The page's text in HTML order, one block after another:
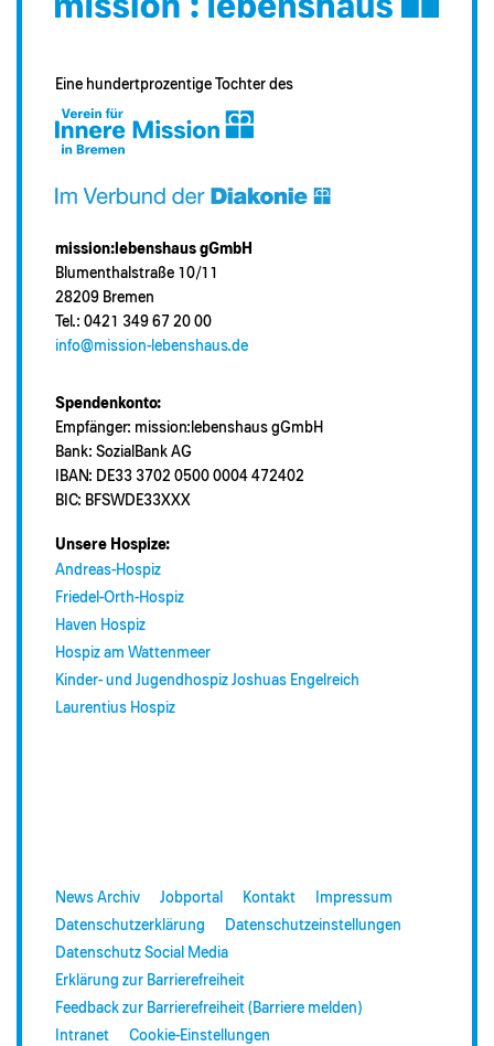
Eine hundertprozentige Tochter des
mission:lebenshaus gGmbH
Blumenthalstraße 10/11
28209 Bremen
Tel.: 0421 349 67 20 00
info@mission-lebenshaus.de
Spendenkonto:
Empfänger: mission:lebenshaus gGmbH
Bank: SozialBank AG
IBAN: DE33 3702 0500 0004 472402
BIC: BFSWDE33XXX
Unsere Hospize:
Andreas-Hospiz
Friedel-Orth-Hospiz
Haven Hospiz
Hospiz am Wattenmeer
Kinder- und Jugendhospiz Joshuas Engelreich
Laurentius Hospiz
News Archiv Jobportal Kontakt
Impressum
Datenschutzerklärung
Datenschutzeinstellungen
Datenschutz Social Media
Erklärung zur Barrierefreiheit
Feedback zur Barrierefreiheit (Barriere melden)
Intranet
Cookie-Einstellungen